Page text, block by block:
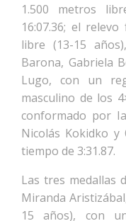
1.500 metros
16:07.36; el
libre (13-15
Barona, Gabriela
Lugo, con un
masculino de los
conformado por
Nicolás Kokidko y
tiempo de 3:31.87.
Las tres medallas
Miranda
15 años), con